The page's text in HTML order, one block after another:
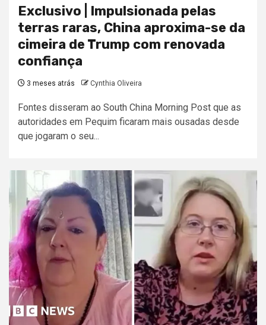
Exclusivo | Impulsionada pelas
terras raras, China aproxima-se da
cimeira de Trump com renovada
confiança
3 meses atrás Cynthia Oliveira
Fontes disseram ao South China Morning Post que as
autoridades em Pequim ficaram mais ousadas desde
que jogaram o seu...